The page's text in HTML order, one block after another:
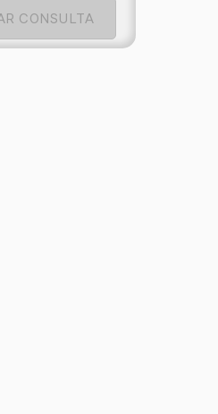
CONSULTA